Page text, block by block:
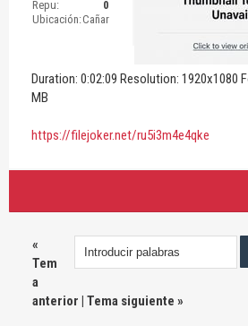
Repu:
0
Ubicación:Cañar
Duration: 0:02:09 Resolution: 1920x1080
MB
https://filejoker.net/ru5i3m4e4qke
«
Tem
a
anterior | Tema siguiente »